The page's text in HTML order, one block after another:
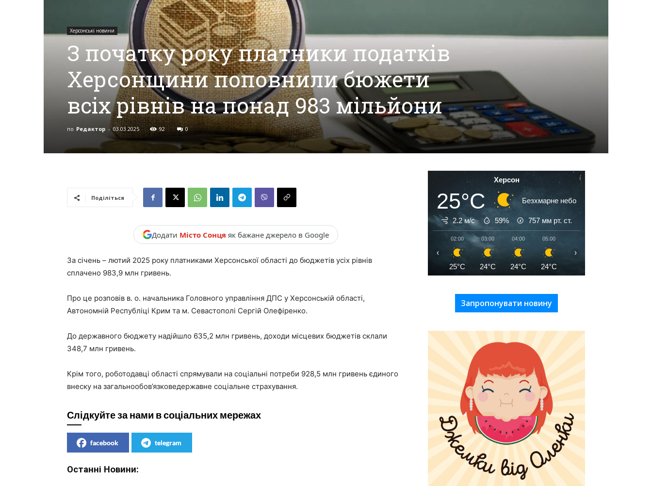
Херсона,
Херсонщини,
Події
Херсон,
Херсонські
новини,
Україна.
Херсонські новини
З початку року платники податків
Херсонщини поповнили бюжети
всіх рівнів на понад 983 мільйони
по Редактор - 03.03.2025 92 0
Поділіться
Додати Місто Сонця як бажане джерело в Google
За січень – лютий 2025 року платниками Херсонської області до бюджетів усіх рівнів
сплачено 983,9 млн гривень.
Про це розповів в. о. начальника Головного управління ДПС у Херсонській області,
Автономній Республіці Крим та м. Севастополі Сергій Олефіренко.
До державного бюджету надійшло 635,2 млн гривень, доходи місцевих бюджетів склали
348,7 млн гривень.
Крім того, роботодавці області спрямували на соціальні потреби 928,5 млн гривень єдиного
внеску на загальнообов’язковедержавне соціальне страхування.
Слідкуйте за нами в соціальних мережах
facebook telegram
Останні Новини:
Херсон
25°C Безхмарне небо
2.2 м/с 59% 757 мм рт. ст.
02:00
25°C
03:00
24°C
04:00
24°C
05:00
24°C
‹ ›
Запропонувати новину